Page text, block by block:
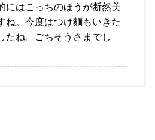
にはこっちのほうが断然美
ね。今度はつけ麵もいきた
たね。ごちそうさまでし